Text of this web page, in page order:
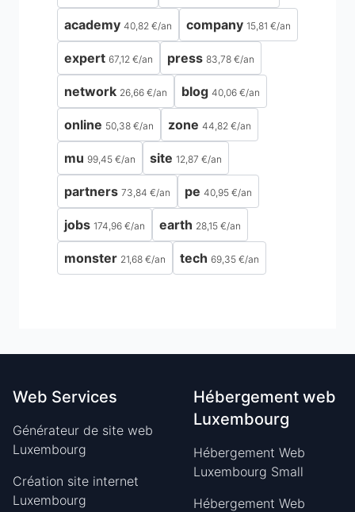
academy 40,82 €/an company 15,81 €/an
expert 67,12 €/an press 83,78 €/an
network 26,66 €/an blog 40,06 €/an
online 50,38 €/an zone 44,82 €/an
mu 99,45 €/an site 12,87 €/an
partners 73,84 €/an pe 40,95 €/an
jobs 174,96 €/an earth 28,15 €/an
monster 21,68 €/an tech 69,35 €/an
Web Services
Générateur de site web
Luxembourg
Création site internet
Luxembourg
Hébergement web
Luxembourg
Hébergement Web
Luxembourg Small
Hébergement Web